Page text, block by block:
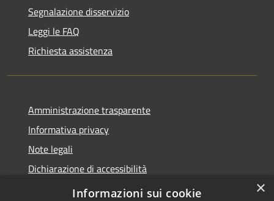
Segnalazione disservizio
Leggi le FAQ
Richiesta assistenza
Amministrazione trasparente
Informativa privacy
Note legali
Dichiarazione di accessibilità
Statistiche Web
×
Informazioni sui cookie